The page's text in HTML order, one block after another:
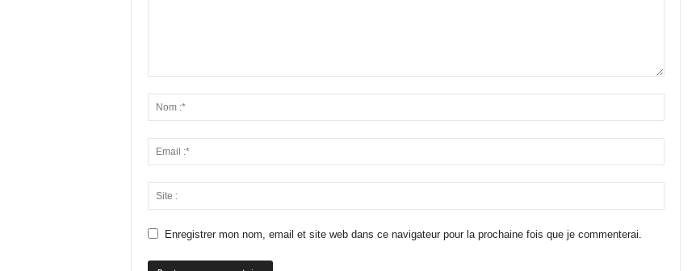
Enregistrer mon nom, email et site web dans ce navigateur pour la prochaine fois que je commenterai.